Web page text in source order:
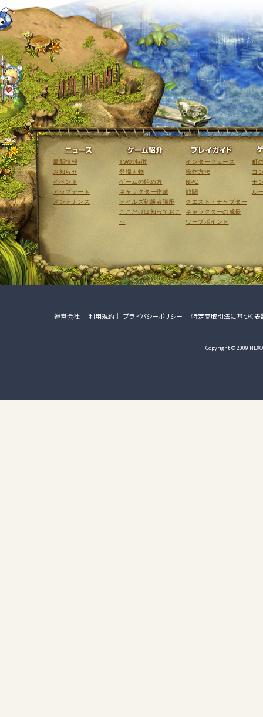
ニュース
最新情報
お知らせ
イベント
アップデート
メンテナンス
ゲーム紹介
TWの特徴
登場人物
ゲームの始め方
キャラクター作成
テイルズ初級者講座
ここだけは知っておこ
う
インターフェース
操作方法
NPC
戦闘
クエスト・チャプター
キャラクターの成長
ワープポイント
町
コ
モ
ル
運営会社 利用規約 プライバシーポリシー 特定商取引法に基づく表
Copyright © 2009